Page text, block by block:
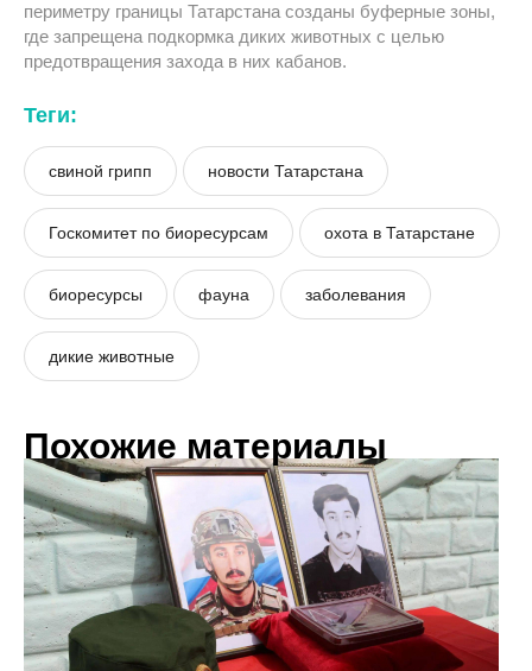
периметру границы Татарстана созданы буферные зоны,
где запрещена подкормка диких животных с целью
предотвращения захода в них кабанов.
Теги:
свиной грипп новости Татарстана
Госкомитет по биоресурсам охота в Татарстане
биоресурсы фауна заболевания
дикие животные
Похожие материалы